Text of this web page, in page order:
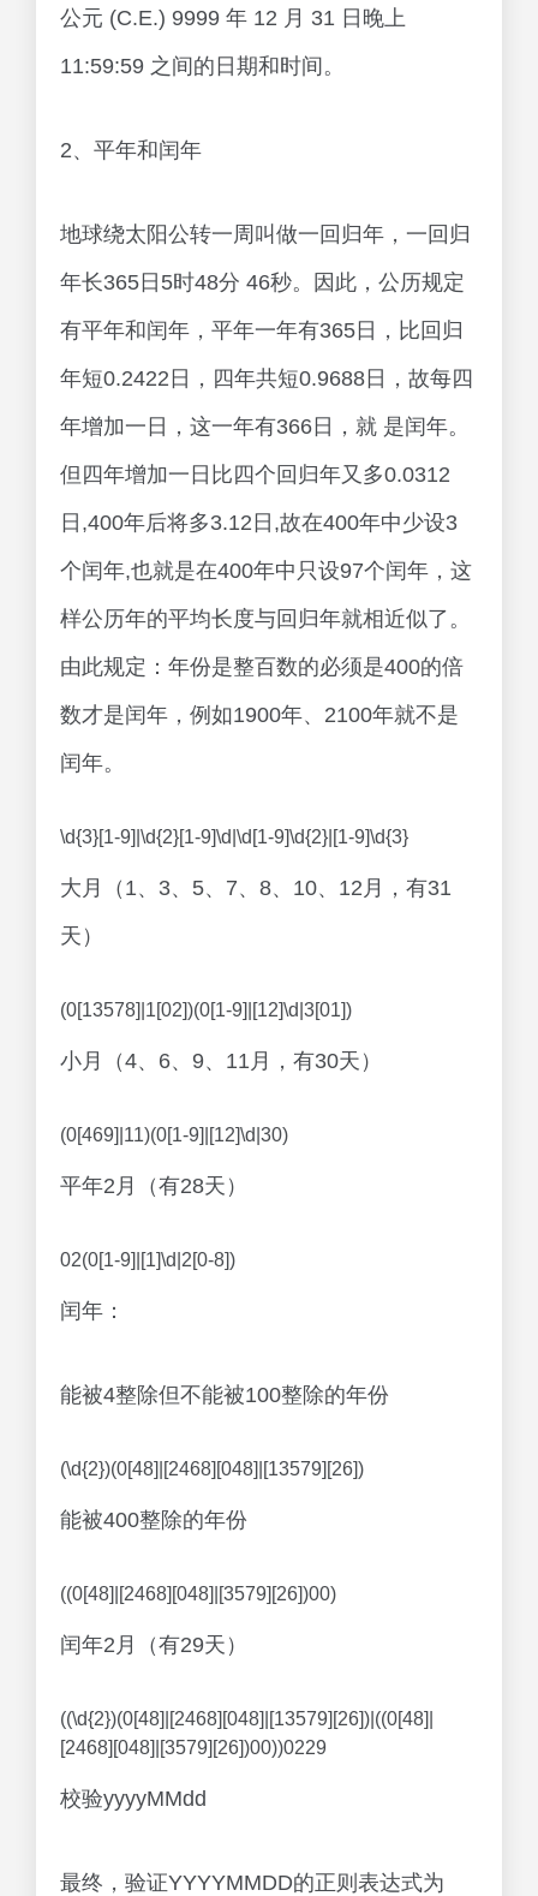
公元 (C.E.) 9999 年 12 月 31 日晚上
11:59:59 之间的日期和时间。
2、平年和闰年
地球绕太阳公转一周叫做一回归年，一回归
年长365日5时48分 46秒。因此，公历规定
有平年和闰年，平年一年有365日，比回归
年短0.2422日，四年共短0.9688日，故每四
年增加一日，这一年有366日，就 是闰年。
但四年增加一日比四个回归年又多0.0312
日,400年后将多3.12日,故在400年中少设3
个闰年,也就是在400年中只设97个闰年，这
样公历年的平均长度与回归年就相近似了。
由此规定：年份是整百数的必须是400的倍
数才是闰年，例如1900年、2100年就不是
闰年。
\d{3}[1-9]|\d{2}[1-9]\d|\d[1-9]\d{2}|[1-9]\d{3}
大月（1、3、5、7、8、10、12月，有31
天）
(0[13578]|1[02])(0[1-9]|[12]\d|3[01])
小月（4、6、9、11月，有30天）
(0[469]|11)(0[1-9]|[12]\d|30)
平年2月（有28天）
02(0[1-9]|[1]\d|2[0-8])
闰年：
能被4整除但不能被100整除的年份
(\d{2})(0[48]|[2468][048]|[13579][26])
能被400整除的年份
((0[48]|[2468][048]|[3579][26])00)
闰年2月（有29天）
((\d{2})(0[48]|[2468][048]|[13579][26])|((0[48]|
[2468][048]|[3579][26])00))0229
校验yyyyMMdd
最终，验证YYYYMMDD的正则表达式为